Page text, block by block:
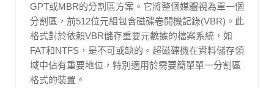
GPT或MBR的分割區方案。它將整個媒體視為單一個
分割區，前512位元組包含磁碟卷開機記錄(VBR)。此
格式對於依賴VBR儲存重要元數據的檔案系統，如
FAT和NTFS，是不可或缺的。超磁碟機在資料儲存領
域中佔有重要地位，特別適用於需要簡單單一分割區
格式的裝置。